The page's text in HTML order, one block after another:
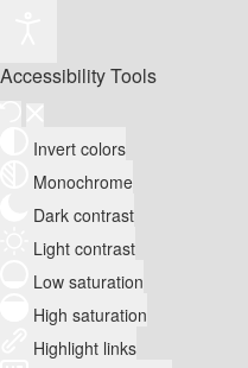
Accessibility Tools
Invert colors
Monochrome
Dark contrast
Light contrast
Low saturation
High saturation
Highlight links